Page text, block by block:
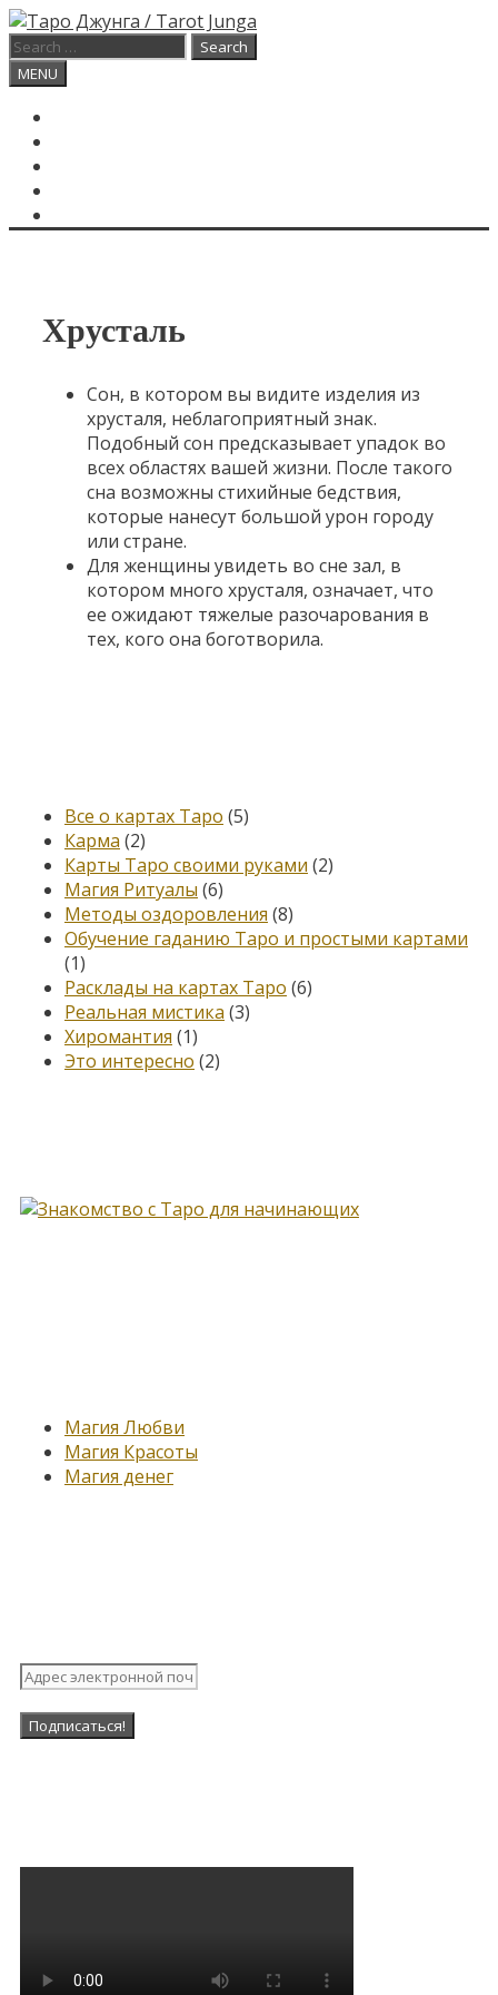
Skip
to
content
Search
for:
Search
MENU
Хрусталь
Сон, в котором вы видите изделия из
хрусталя, неблагоприятный знак.
Подобный сон предсказывает упадок во
всех областях вашей жизни. После такого
сна возможны стихийные бедствия,
которые нанесут большой урон городу
или стране.
Для женщины увидеть во сне зал, в
котором много хрусталя, означает, что
ее ожидают тяжелые разочарования в
тех, кого она боготворила.
Все о картах Таро (5)
Карма (2)
Карты Таро своими руками (2)
Магия Ритуалы (6)
Методы оздоровления (8)
Обучение гаданию Таро и простыми картами
(1)
Расклады на картах Таро (6)
Реальная мистика (3)
Хиромантия (1)
Это интересно (2)
Магия Любви
Магия Красоты
Магия денег